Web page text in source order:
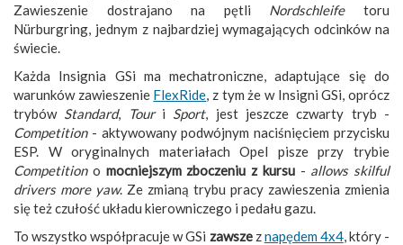
Zawieszenie dostrajano na pętli Nordschleifetoru
Nürburgring, jednym z najbardziej wymagających odcinków na
świecie.
Każda Insignia GSi ma mechatroniczne, adaptujące się do
warunków zawieszenie FlexRide , z tym że w Insigni GSi, oprócz
trybów Standard, Touri Sport, jest jeszcze czwarty tryb -
Competition- aktywowany podwójnym naciśnięciem przycisku
ESP. W oryginalnych materiałach Opel pisze przy trybie
Competitiono mocniejszym zboczeniu z kursu- allows skilful
drivers more yaw. Ze zmianą trybu pracy zawieszenia zmienia
się też czułość układu kierowniczego i pedału gazu.
To wszystko współpracuje w GSi zawszeznapędem 4x4, który -